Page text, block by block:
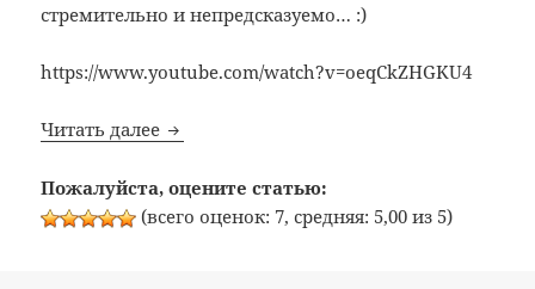
стремительно и непредсказуемо… :)
https://www.youtube.com/watch?v=oeqCkZHGKU4
Читать далее Девятка, троллейбус и… пара идиотов :)
Пожалуйста, оцените статью:
(всего оценок: 7, средняя: 5,00 из 5)